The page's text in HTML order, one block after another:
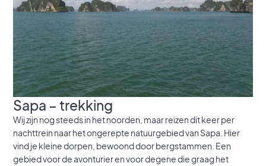
Sapa – trekking
Wij zijn nog steeds in het noorden, maar reizen dit keer per
nachttrein naar het ongerepte natuurgebied van Sapa. Hier
vind je kleine dorpen, bewoond door bergstammen. Een
gebied voor de avonturier en voor degene die graag het